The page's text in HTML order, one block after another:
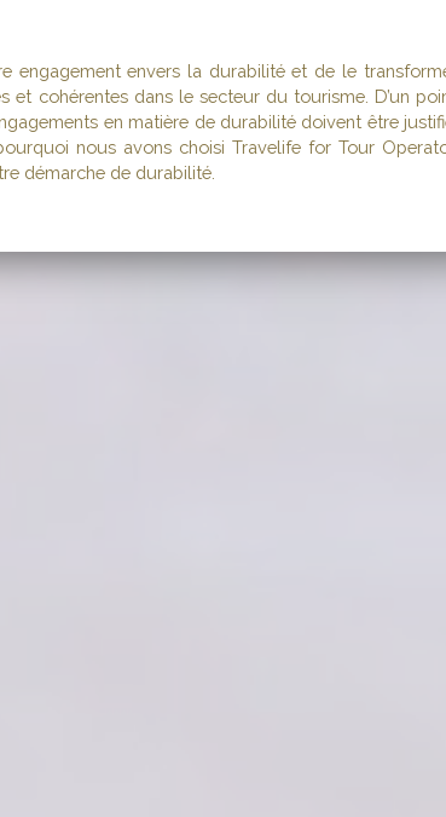
engagement envers la durabilité et de le
et cohérentes dans le secteur du tourisme. D’un
en matière de durabilité doivent être
nous avons choisi Travelife for Tour
démarche de durabilité.